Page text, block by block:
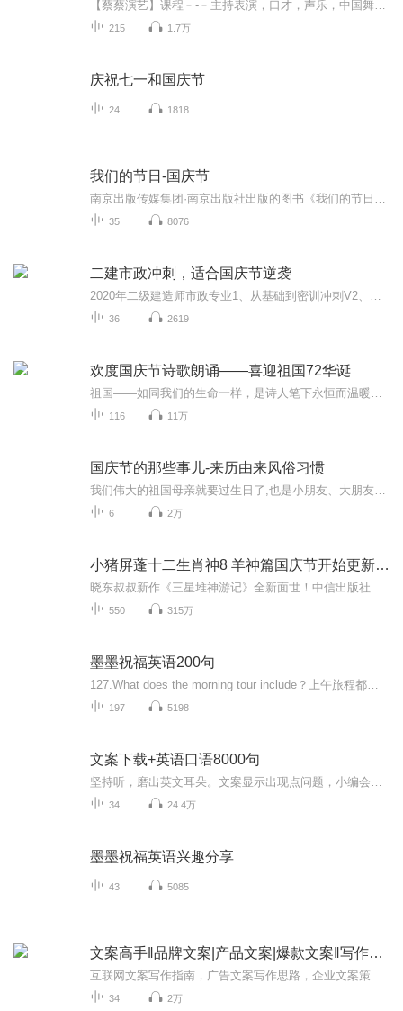
215 1.7万
庆祝七一和国庆节
24 1818
我们的节日-国庆节
35 8076
二建市政冲刺，适合国庆节逆袭
36 2619
欢度国庆节诗歌朗诵——喜迎祖国72华诞
116 11万
国庆节的那些事儿-来历由来风俗习惯
6 2万
小猪屏蓬十二生肖神8 羊神篇国庆节开始更新啦！
550 315万
墨墨祝福英语200句
197 5198
文案下载+英语口语8000句
34 24.4万
墨墨祝福英语兴趣分享
43 5085
文案高手‖品牌文案|产品文案|爆款文案‖写作指南
34 2万